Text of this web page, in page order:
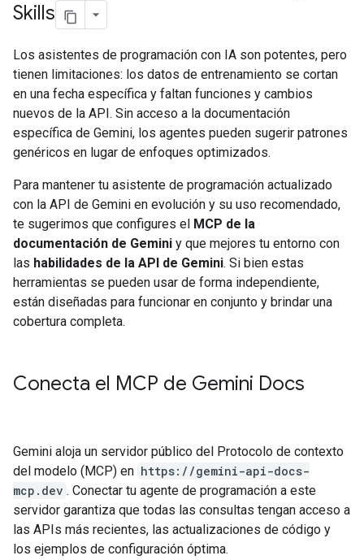
Skills
Los asistentes de programación con IA son potentes, pero
tienen limitaciones: los datos de entrenamiento se cortan
en una fecha específica y faltan funciones y cambios
nuevos de la API. Sin acceso a la documentación
específica de Gemini, los agentes pueden sugerir patrones
genéricos en lugar de enfoques optimizados.
Para mantener tu asistente de programación actualizado
con la API de Gemini en evolución y su uso recomendado,
te sugerimos que configures el MCP de la
documentación de Gemini y que mejores tu entorno con
las habilidades de la API de Gemini. Si bien estas
herramientas se pueden usar de forma independiente,
están diseñadas para funcionar en conjunto y brindar una
cobertura completa.
Conecta el MCP de Gemini Docs
Gemini aloja un servidor público del Protocolo de contexto
del modelo (MCP) en https://gemini-api-docs-
mcp.dev . Conectar tu agente de programación a este
servidor garantiza que todas las consultas tengan acceso a
las APIs más recientes, las actualizaciones de código y
los ejemplos de configuración óptima.